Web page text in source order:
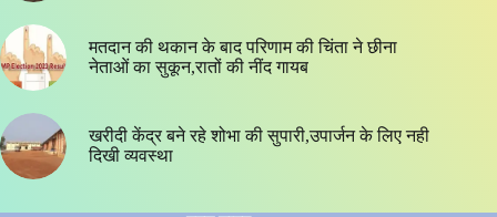
मतदान की थकान के बाद परिणाम की चिंता ने छीना
नेताओं का सुकून,रातों की नींद गायब
खरीदी केंद्र बने रहे शोभा की सुपारी,उपार्जन के लिए नही
दिखी व्यवस्था